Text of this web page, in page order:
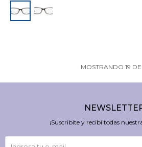
MOSTRANDO 19 DE
¡Suscribite y recibí todas